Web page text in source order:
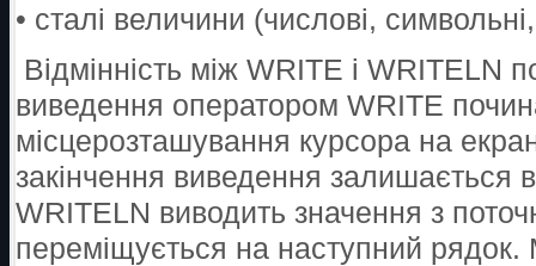
• сталі величини (числові,
Відмінність між WRITE і WRITELN
виведення оператором WRITE
місцерозташування курсора на
закінчення виведення залишається
WRITELN виводить значення з
переміщується на наступний